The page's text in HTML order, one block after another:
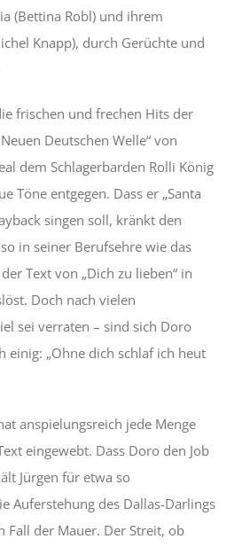
(Bettina Robl) und ihrem
Knapp), durch Gerüchte und
frischen und frechen Hits der
Deutschen Welle“ von
dem Schlagerbarden Rolli König
Töne entgegen. Dass er „Santa
singen soll, kränkt den
in seiner Berufsehre wie das
Text von „Dich zu lieben“ in
Doch nach vielen
sei verraten – sind sich Doro
einig: „Ohne dich schlaf ich heut
anspielungsreich jede Menge
eingewebt. Dass Doro den Job
Jürgen für etwa so
Auferstehung des Dallas-Darlings
Fall der Mauer. Der Streit, ob